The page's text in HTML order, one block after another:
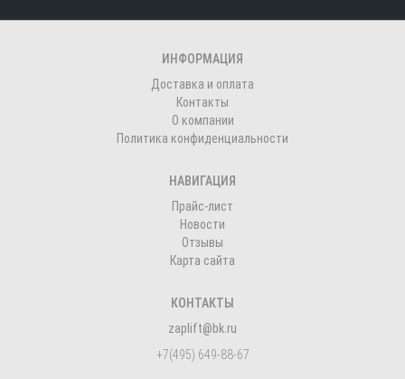
ИНФОРМАЦИЯ
Доставка и оплата
Контакты
О компании
Политика конфиденциальности
НАВИГАЦИЯ
Прайс-лист
Новости
Отзывы
Карта сайта
КОНТАКТЫ
zaplift@bk.ru
+7(495) 649-88-67